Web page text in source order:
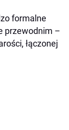
formalne
przewodnim –
łączonej